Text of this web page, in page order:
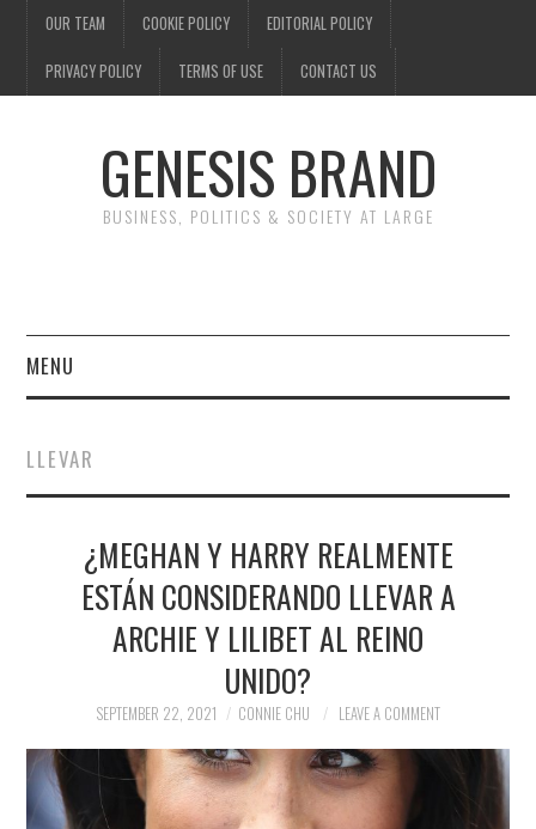
OUR TEAM COOKIE POLICY EDITORIAL POLICY
PRIVACY POLICY TERMS OF USE CONTACT US
GENESIS BRAND
BUSINESS, POLITICS & SOCIETY AT LARGE
MENU
FINANCE
NEWS
POLITICS
SPORTS
TECHNOLOGY
LLEVAR
¿MEGHAN Y HARRY REALMENTE
ESTÁN CONSIDERANDO LLEVAR A
ARCHIE Y LILIBET AL REINO
UNIDO?
SEPTEMBER 22, 2021 CONNIE CHU LEAVE A COMMENT